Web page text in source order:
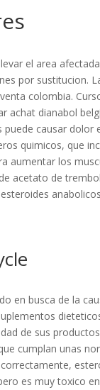
el area
por sustitucion.
colombia.
achat dianabol
causar
quimicos, que
aumentar los
acetato de
en busca de la
de sus
cumplan unas
es muy toxico